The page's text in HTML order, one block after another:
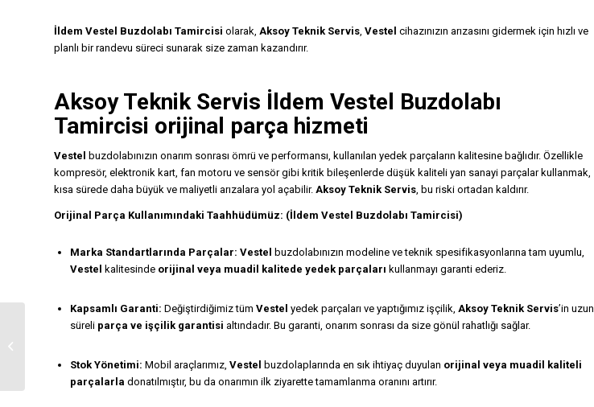
İldem Vestel Buzdolabı Tamircisi olarak, Aksoy Teknik Servis Vestel cihazınızın arızasını gidermek için hızlı ve
planlı bir randevu süreci sunarak size zaman kazandırır.
Aksoy Teknik Servis İldem Vestel Buzdolabı
Tamircisi orijinal parça hizmeti
Vestel buzdolabınızın onarım sonrası ömrü ve performansı, kullanılan yedek parçaların kalitesine bağlıdır. Özellikle
kompresör, elektronik kart, fan motoru ve sensör gibi kritik bileşenlerde düşük kaliteli yan sanayi parçalar kullanmak,
kısa sürede daha büyük ve maliyetli arızalara yol açabilir. Aksoy Teknik Servis , bu riski ortadan kaldırır.
Orijinal Parça Kullanımındaki Taahhüdümüz: (İldem Vestel Buzdolabı Tamircisi)
Marka Standartlarında Parçalar: Vestel
buzdolabınızın modeline ve teknik spesifikasyonlarına tam uyumlu,
Vestel
kalitesinde orijinal veya muadil kalitede yedek parçaları kullanmayı garanti ederiz.
Kapsamlı Garanti: Değiştirdiğimiz tüm Vestel yedek parçaları ve yaptığımız işçilik, Aksoy Teknik Servis’in uzun
süreli parça ve işçilik garantisi altındadır. Bu garanti, onarım sonrası da size gönül rahatlığı sağlar.
Stok Yönetimi: Mobil araçlarımız, Vestel buzdolaplarında en sık ihtiyaç duyulan orijinal veya muadil kaliteli
parçalarla donatılmıştır, bu da onarımın ilk ziyarette tamamlanma oranını artırır.